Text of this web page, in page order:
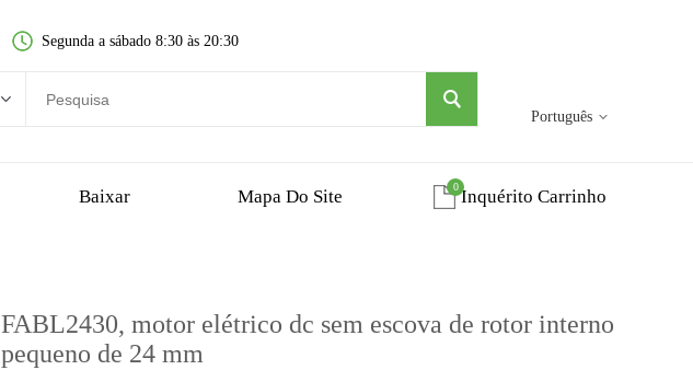
Português
Segunda a sábado 8:30 às 20:30
motor sem escova sem núcleo
Baixar Mapa Do Site Inquérito Carrinho
0
FABL2430, motor elétrico dc sem escova de rotor interno
pequeno de 24 mm